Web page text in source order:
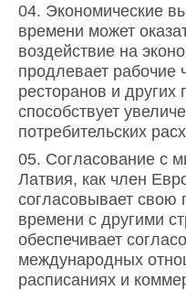
Экономические
времени может
воздействие на
продлевает рабочие
ресторанов и других
способствует
потребительских
Согласование с
Латвия, как член
согласовывает свою
времени с другими
обеспечивает
международных
расписаниях и